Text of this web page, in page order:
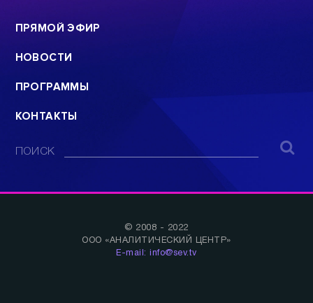
ПРЯМОЙ ЭФИР
НОВОСТИ
ПРОГРАММЫ
КОНТАКТЫ
ПОИСК
© 2008 - 2022
ООО «АНАЛИТИЧЕСКИЙ ЦЕНТР»
E-mail: info@sev.tv